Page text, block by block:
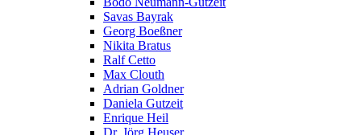
Savas Bayrak
Georg Boeßner
Nikita Bratus
Ralf Cetto
Max Clouth
Adrian Goldner
Daniela Gutzeit
Enrique Heil
Dr. Jörg Heuser